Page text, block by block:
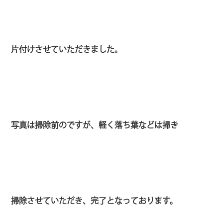
片付けさせていただきました。
写真は掃除前のですが、軽く落ち葉などは掃き
掃除させていただき、完了となっております。